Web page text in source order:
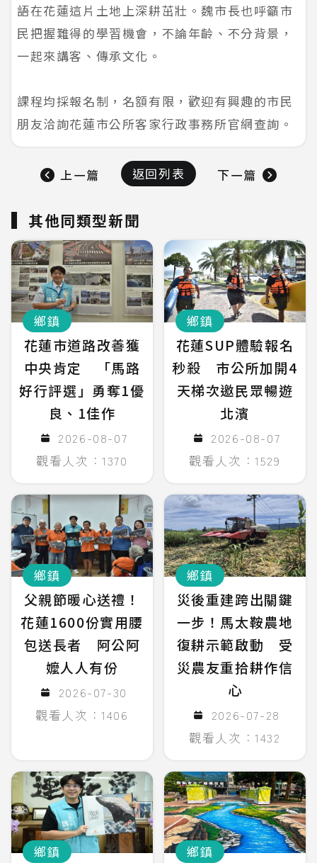
語在花蓮這片土地上深耕茁壯。魏市長也呼籲市
民把握難得的學習機會，不論年齡、不分背景，
一起來講客、傳承文化。
課程均採報名制，名額有限，歡迎有興趣的市民
朋友洽詢花蓮市公所客家行政事務所官網查詢。
上一篇 返回列表 下一篇
其他同類型新聞
鄉鎮
花蓮市道路改善獲
中央肯定 「馬路
好行評選」勇奪1優
良、1佳作
2026-08-07
觀看人次：1370
鄉鎮
花蓮SUP體驗報名
秒殺 市公所加開4
天梯次邀民眾暢遊
北濱
2026-08-07
觀看人次：1529
鄉鎮
父親節暖心送禮！
花蓮1600份實用腰
包送長者 阿公阿
嬤人人有份
2026-07-30
觀看人次：1406
鄉鎮
災後重建跨出關鍵
一步！馬太鞍農地
復耕示範啟動 受
災農友重拾耕作信
心
2026-07-28
觀看人次：1432
鄉鎮 鄉鎮